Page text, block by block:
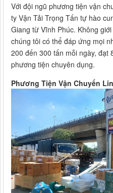
Với đội ngũ phương tiện vận
ty Vận Tải Trọng Tấn tự hào
Giang từ Vĩnh Phúc. Không
chúng tôi có thể đáp ứng mọi
200 đến 300 tấn mỗi ngày, đạt
phương tiện chuyên dụng.
Phương Tiện Vận Chuyển